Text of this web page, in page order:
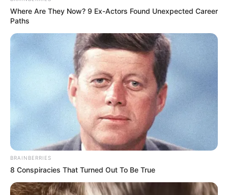
Where Are They Now? 9 Ex-Actors Found Unexpected Career
Paths
BRAINBERRIES
8 Conspiracies That Turned Out To Be True